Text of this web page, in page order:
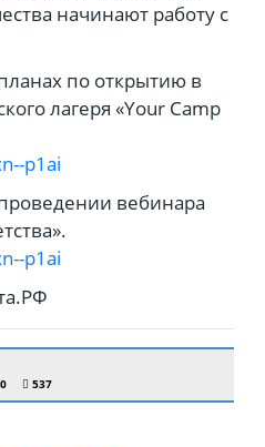
начинают работу с
по открытию в
лагеря «Your Camp
p1ai
вебинара
p1ai
0 537